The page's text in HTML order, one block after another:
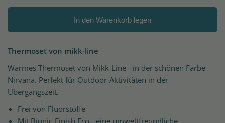
In den Warenkorb legen
Thermoset von mikk-line
Warmes Thermoset von Mikk-Line - in der schönen Farbe
Nirvana. Perfekt für Outdoor-Aktivitäten in der
Übergangszeit.
Frei von Fluorstoffe